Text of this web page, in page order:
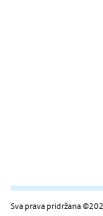
Sva prava pridržana